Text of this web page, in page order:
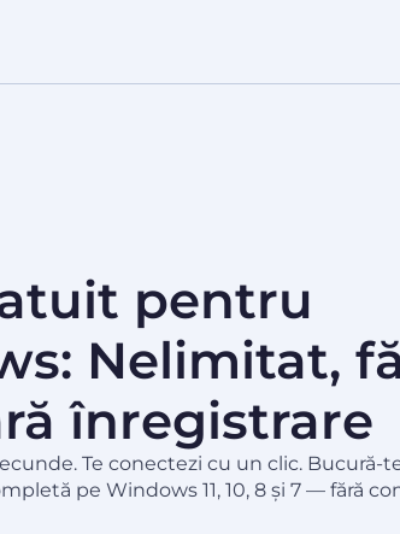
pentru
Nelimitat,
înregistrare
Te conectezi cu un clic. Bucură-
pe Windows 11, 10, 8 și 7 — fără